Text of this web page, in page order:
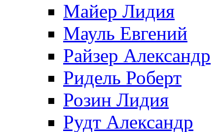
Майер Лидия
Мауль Евгений
Райзер Александр
Ридель Роберт
Розин Лидия
Рудт Александр